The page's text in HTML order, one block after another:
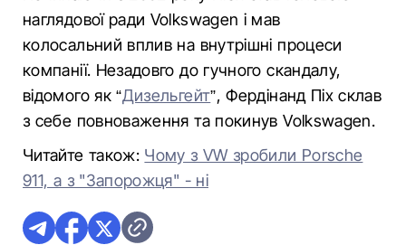
наглядової ради Volkswagen і мав
колосальний вплив на внутрішні процеси
компанії. Незадовго до гучного скандалу,
відомого як “Дизельгейт”, Фердінанд Піх склав
з себе повноваження та покинув Volkswagen.
Читайте також: Чому з VW зробили Porsche
911, а з "Запорожця" - ні